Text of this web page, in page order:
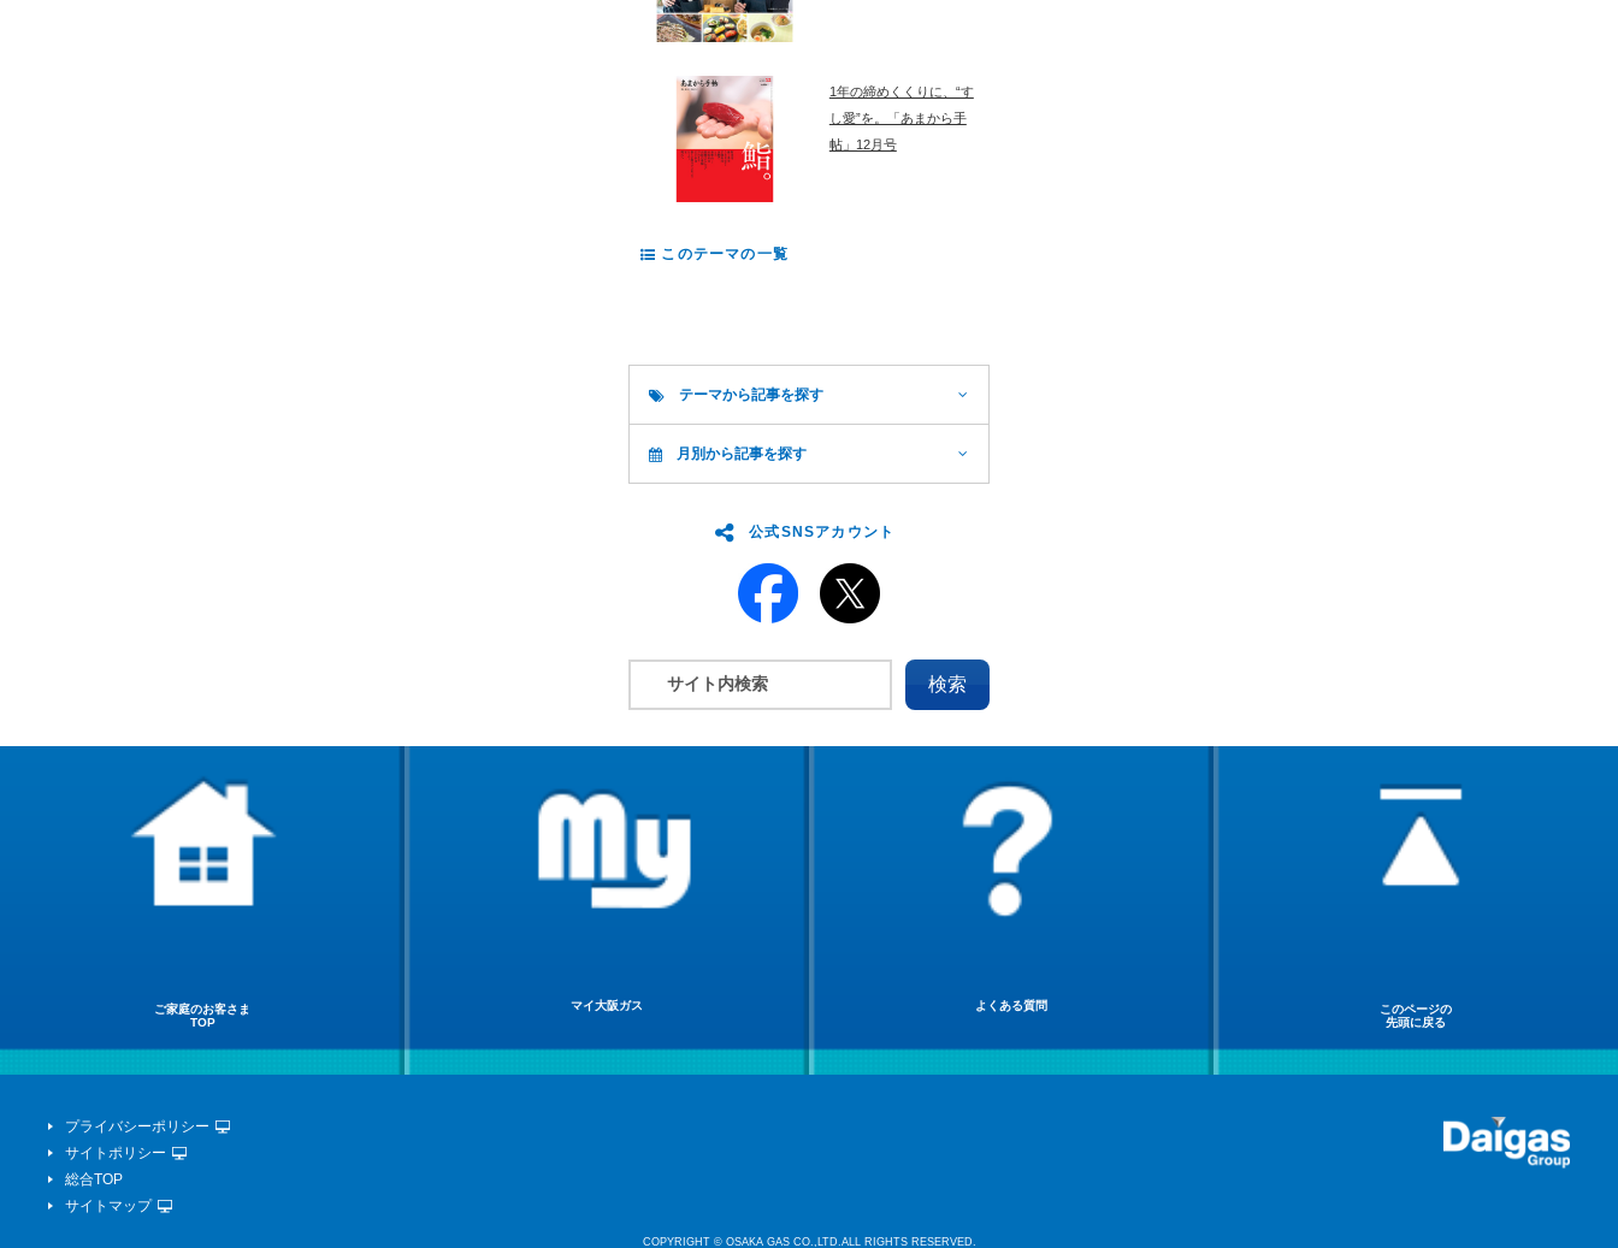
1年の締めくくりに、“す
し愛”を。「あまから手
帖」12月号
このテーマの一覧
テーマから記事を探す
月別から記事を探す
公式SNSアカウント
ご家庭のお客さま
TOP
マイ大阪ガス よくある質問
このページの
先頭に戻る
プライバシーポリシー
サイトポリシー
総合TOP
サイトマップ
COPYRIGHT © OSAKA GAS CO.,LTD.ALL RIGHTS RESERVED.